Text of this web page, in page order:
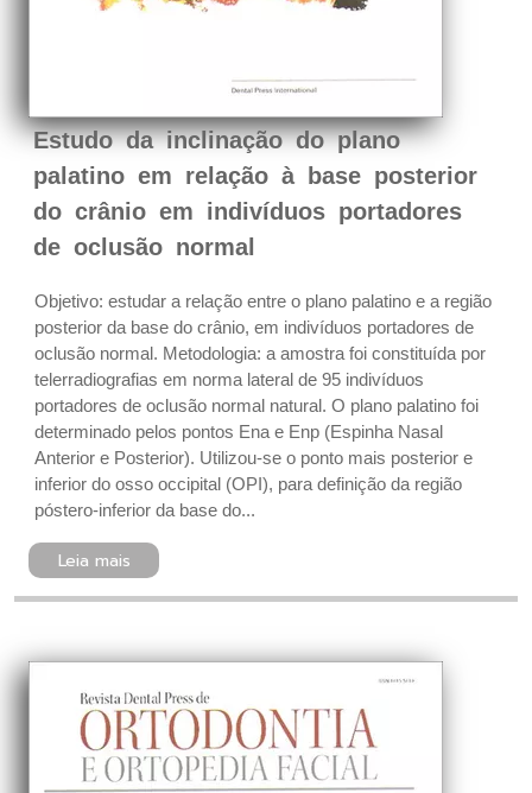
Estudo da inclinação do plano
palatino em relação à base posterior
do crânio em indivíduos portadores
de oclusão normal
Objetivo: estudar a relação entre o plano palatino e a região
posterior da base do crânio, em indivíduos portadores de
oclusão normal. Metodologia: a amostra foi constituída por
telerradiografias em norma lateral de 95 indivíduos
portadores de oclusão normal natural. O plano palatino foi
determinado pelos pontos Ena e Enp (Espinha Nasal
Anterior e Posterior). Utilizou-se o ponto mais posterior e
inferior do osso occipital (OPI), para definição da região
póstero-inferior da base do...
Leia mais